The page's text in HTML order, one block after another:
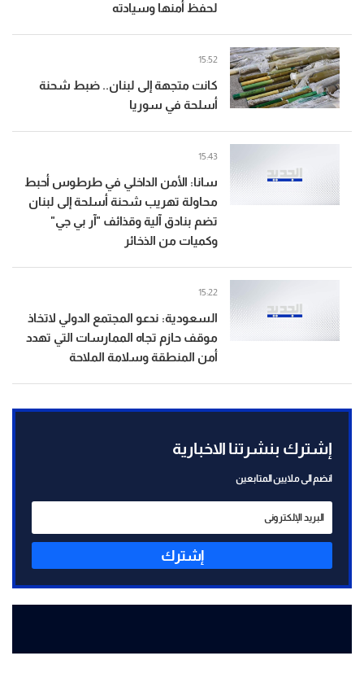
لحفظ أمنها وسيادته
كانت متجهة إلى لبنان.. ضبط شحنة
أسلحة في سوريا
15:52
سانا: الأمن الداخلي في طرطوس أحبط
محاولة تهريب شحنة أسلحة إلى لبنان
تضم بنادق آلية وقذائف "آر بي جي"
وكميات من الذخائر
15:43
السعودية: ندعو المجتمع الدولي لاتخاذ
موقف حازم تجاه الممارسات التي تهدد
أمن المنطقة وسلامة الملاحة
15:22
إشترك بنشرتنا الاخبارية
انضم الى ملايين المتابعين
إشترك